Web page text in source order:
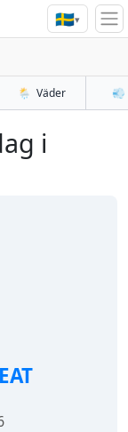
🇸🇪▾
🌦️ Väder 💨
i
EAT